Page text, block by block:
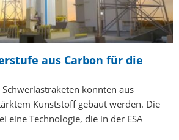
aus Carbon für die
könnten aus
Kunststoff gebaut werden. Die
eine Technologie, die in der ESA